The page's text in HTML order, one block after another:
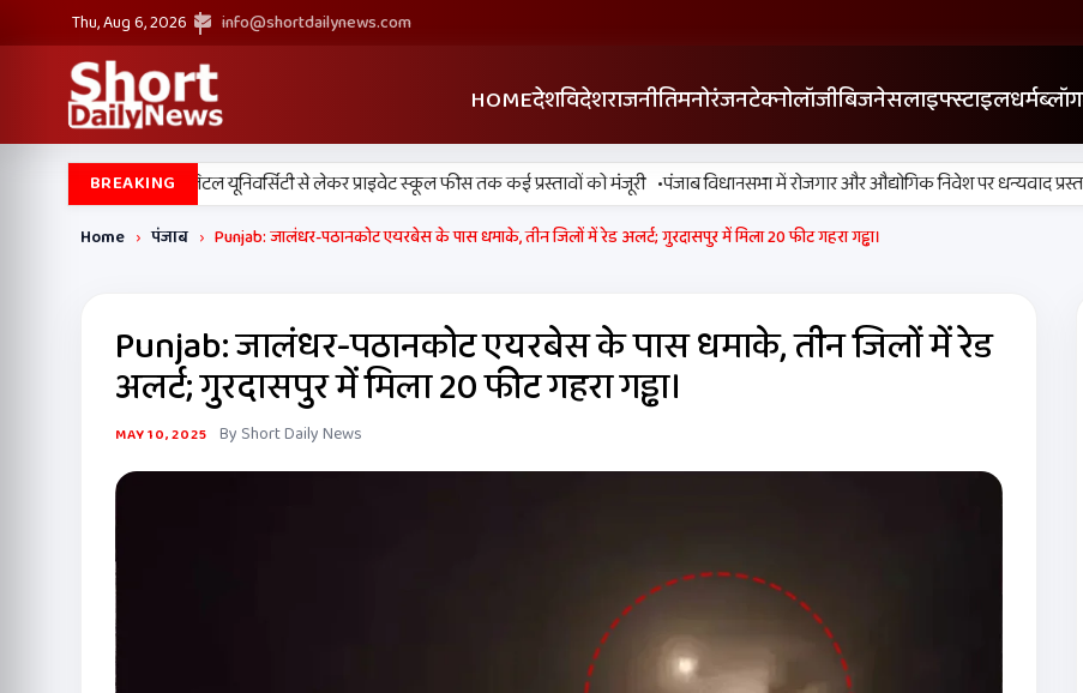
Thu, Aug 6, 2026 info@shortdailynews.com
HOMEदेशविदेशराजनीतिमनोरंजनटेक्नोलॉजीबिजनेसलाइफ्स्टाइलधर्मब्लॉग
BREAKING
के बड़े फैसले, डिजिटल यूनिवर्सिटी से लेकर प्राइवेट स्कूल फीस तक कई प्रस्तावों को मंजूरी •पंजाब विधानसभा में रोजगार और औद्योगिक निवेश पर धन्यवाद प्रस्ताव
Home › पंजाब › Punjab: जालंधर-पठानकोट एयरबेस के पास धमाके, तीन जिलों में रेड अलर्ट; गुरदासपुर में मिला 20 फीट गहरा गड्ढा।
Punjab: जालंधर-पठानकोट एयरबेस के पास धमाके, तीन जिलों में रेड
अलर्ट; गुरदासपुर में मिला 20 फीट गहरा गड्ढा।
MAY 10, 2025 By Short Daily News